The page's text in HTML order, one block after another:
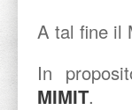
A tal fine il
In
MIMIT.